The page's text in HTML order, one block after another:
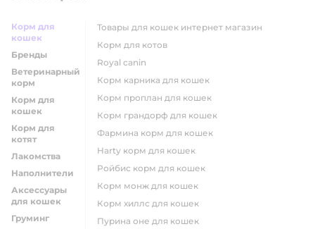
Корм для
кошек
Бренды
Ветеринарный
корм
Корм для
кошек
Корм для
котят
Лакомства
Наполнители
Аксессуары
для кошек
Груминг
товары для кошек интернет магазин
корм для котов
royal canin
корм карника для кошек
корм проплан для кошек
корм грандорф для кошек
фармина корм для кошек
harty корм для кошек
ройбис корм для кошек
корм монж для кошек
корм хиллс для кошек
пурина оне для кошек